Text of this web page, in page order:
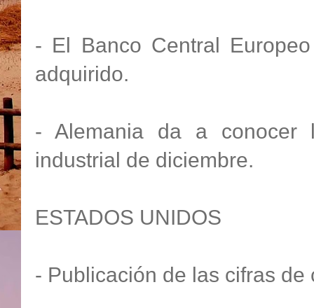
- El Banco Central
adquirido.
- Alemania da a conocer
industrial de diciembre.
ESTADOS UNIDOS
- Publicación de las cifras